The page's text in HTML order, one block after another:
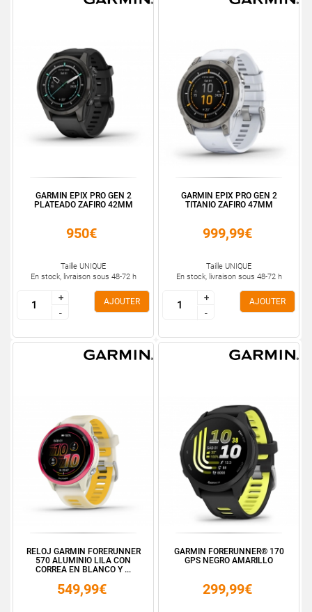
GARMIN EPIX PRO GEN 2
PLATEADO ZAFIRO 42MM
950€
Taille UNIQUE
En stock, livraison sous 48-72 h
+
-
+
-
AJOUTER
GARMIN EPIX PRO GEN 2
TITANIO ZAFIRO 47MM
999,99€
Taille UNIQUE
En stock, livraison sous 48-72 h
+
-
+
-
AJOUTER
RELOJ GARMIN FORERUNNER
570 ALUMINIO LILA CON
CORREA EN BLANCO Y ...
549,99€
GARMIN FORERUNNER® 170
GPS NEGRO AMARILLO
299,99€